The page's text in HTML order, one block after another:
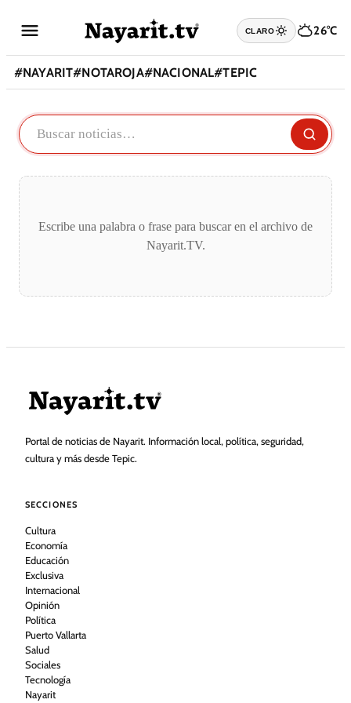
CLARO 26°C
#NAYARIT#NOTAROJA#NACIONAL#TEPIC
Escribe una palabra o frase para buscar en el archivo de
Nayarit.TV.
Portal de noticias de Nayarit. Información local, política, seguridad,
cultura y más desde Tepic.
SECCIONES
Cultura
Economía
Educación
Exclusiva
Internacional
Opinión
Política
Puerto Vallarta
Salud
Sociales
Tecnología
Nayarit